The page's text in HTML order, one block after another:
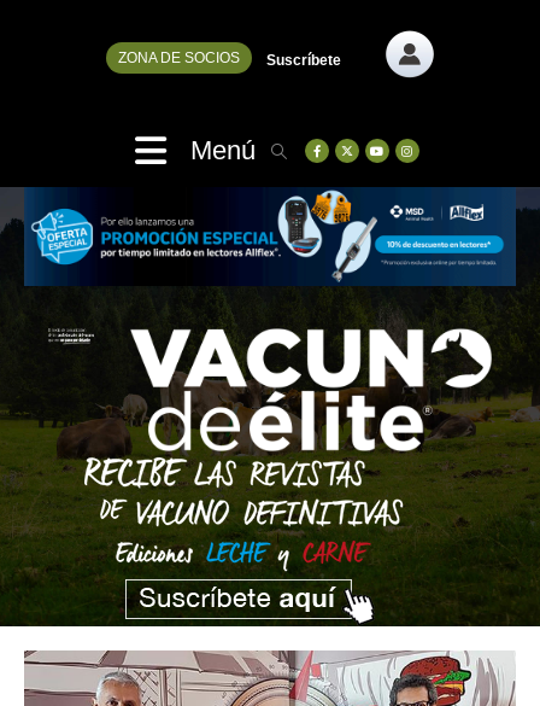
ZONA DE SOCIOS Suscríbete
Menú